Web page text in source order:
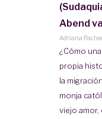
Abend
Adriana
¿Cómo
propia
la
monja
viejo amor,